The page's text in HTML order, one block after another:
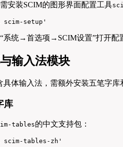
安装SCIM的图形界面配置工具
setup'
系统→首选项→SCIM设置”打开配
输入法模块
具体输入法，需额外安装五笔字
库
tables的中文支持包：
tables-zh'